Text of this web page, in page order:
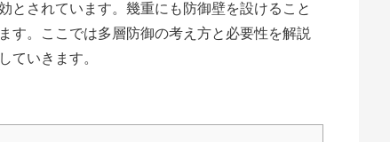
とされています。幾重にも防御壁を設けること
す。ここでは多層防御の考え方と必要性を解説
ていきます。